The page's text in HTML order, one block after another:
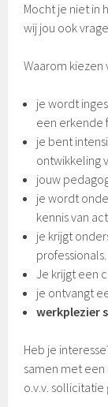
Mocht je niet in
wij jou ook
Waarom kiezen
je wordt
een erkende
je bent
ontwikkeling
jouw
je wordt
kennis van
je krijgt
professionals.
Je krijgt een
je ontvangt
werkplezier
Heb je
samen met
o.v.v. sollicitatie